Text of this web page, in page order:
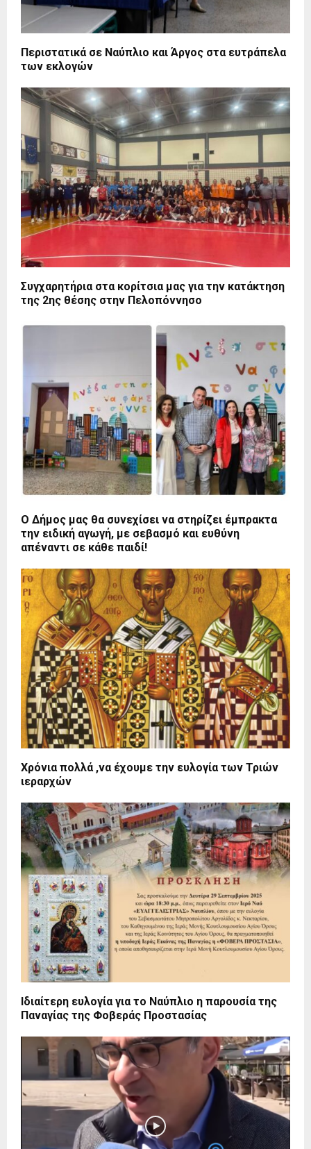
Περιστατικά σε Ναύπλιο και Άργος στα ευτράπελα
των εκλογών
Συγχαρητήρια στα κορίτσια μας για την κατάκτηση
της 2ης θέσης στην Πελοπόννησο
Ο Δήμος μας θα συνεχίσει να στηρίζει έμπρακτα
την ειδική αγωγή, με σεβασμό και ευθύνη
απέναντι σε κάθε παιδί!
Χρόνια πολλά ,να έχουμε την ευλογία των Τριών
ιεραρχών
Ιδιαίτερη ευλογία για το Ναύπλιο η παρουσία της
Παναγίας της Φοβεράς Προστασίας